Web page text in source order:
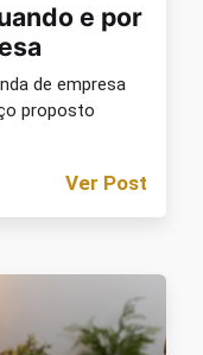
e por
de empresa
proposto
Ver Post